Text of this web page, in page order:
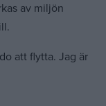
av miljön
att flytta. Jag är